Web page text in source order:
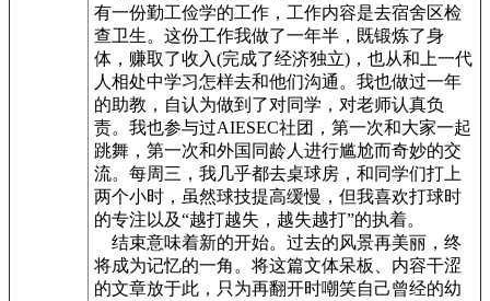
有一份勤工俭学的工作，工作内容是去宿舍区检
查卫生。这份工作我做了一年半，既锻炼了身
体，赚取了收入(完成了经济独立)，也从和上一代
人相处中学习怎样去和他们沟通。我也做过一年
的助教，自认为做到了对同学，对老师认真负
责。我也参与过AIESEC社团，第一次和大家一起
跳舞，第一次和外国同龄人进行尴尬而奇妙的交
流。每周三，我几乎都去桌球房，和同学们打上
两个小时，虽然球技提高缓慢，但我喜欢打球时
的专注以及“越打越失，越失越打”的执着。
结束意味着新的开始。过去的风景再美丽，终
将成为记忆的一角。将这篇文体呆板、内容干涩
的文章放于此，只为再翻开时嘲笑自己曾经的幼